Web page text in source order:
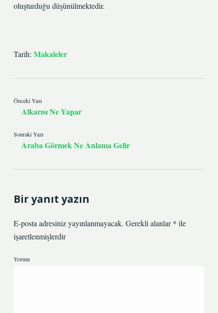
oluşturduğu düşünülmektedir.
Tarih: Makaleler
Önceki Yazı
Alkarısı Ne Yapar
Sonraki Yazı
Araba Görmek Ne Anlama Gelir
Bir yanıt yazın
E-posta adresiniz yayınlanmayacak. Gerekli alanlar* ile
işaretlenmişlerdir
Yorum